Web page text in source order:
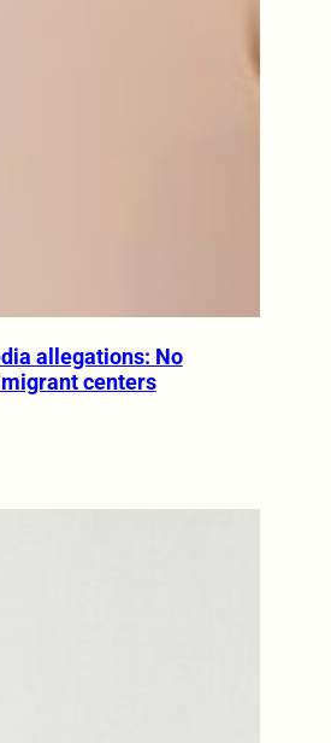
allegations: No
centers